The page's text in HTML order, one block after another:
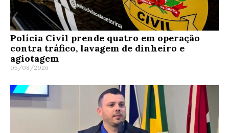
Polícia Civil prende quatro em operação
contra tráfico, lavagem de dinheiro e
agiotagem
05/08/2026